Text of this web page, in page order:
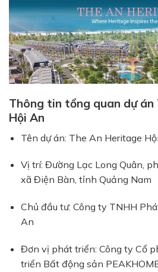
Thông tin tổng quan dự án
Hội An
Tên dự án: The An Heritage
Vị trí: Đường Lạc Long Quân,
xã Điện Bàn, tỉnh Quảng Nam
Chủ đầu tư: Công ty TNHH
An
Đơn vị phát triển: Công ty Cổ
triển Bất động sản